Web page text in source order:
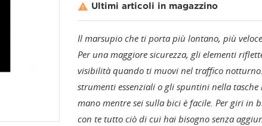
PANTALONI CORTI
PANTALONI LUNGHI
CAPPELLI +
COPRISCARPE
GAMBALI
GUANTI
 Ultimi articoli in magazzino
Il marsupio che ti porta più lontano, più veloce
Per una maggiore sicurezza, gli elementi
visibilità quando ti muovi nel traffico
strumenti essenziali o gli spuntini nella
mano mentre sei sulla bici è facile. Per giri
con te tutto ciò di cui hai bisogno senza